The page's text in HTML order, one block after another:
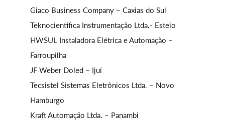
Giaco Business Company – Caxias do Sul
Teknocientifica Instrumentação Ltda.- Esteio
HWSUL Instaladora Elétrica e Automação –
Farroupilha
JF Weber Doled – Ijuí
Tecsistel Sistemas Eletrônicos Ltda. – Novo
Hamburgo
Kraft Automação Ltda. – Panambi